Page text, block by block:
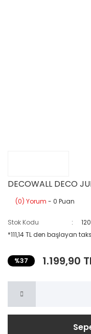
DECOWALL DECO
(0) Yorum - 0 Puan
Stok Kodu
*111,14 TL den başlayan
%37 1.199,90